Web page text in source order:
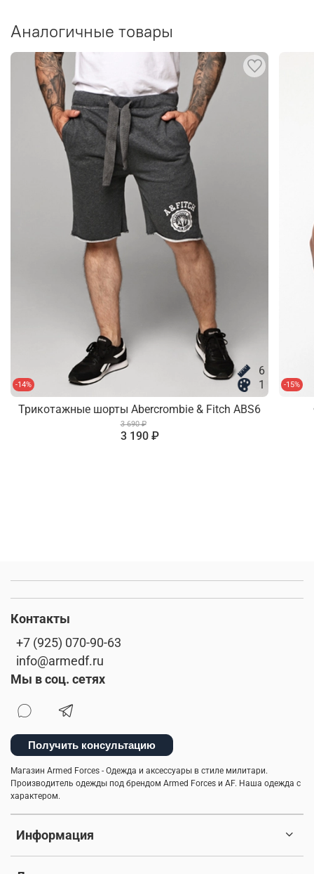
Аналогичные товары
-14%
6
1
Трикотажные шорты Abercrombie & Fitch ABS6
3 690 ₽
3 190 ₽
-15%
Информация
Контакты
+7 (925) 070-90-63
info@armedf.ru
Мы в соц. сетях
Получить консультацию
Магазин Armed Forces - Одежда и аксессуары в стиле милитари.
Производитель одежды под брендом Armed Forces и AF. Наша одежда с
характером.